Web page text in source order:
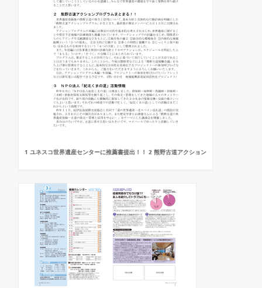
1 ユネスコ世界遺産センターに推薦書提出！！ 2 熊野古道アクション